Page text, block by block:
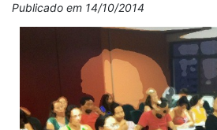
Publicado em 14/10/2014